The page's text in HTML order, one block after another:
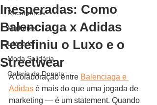
Recomenda
Mulheres
Lifestyle
Moda Solidária
Galeria da Donata
Inesperadas: Como
Balenciaga x Adidas
Redefiniu o Luxo e o
Streetwear
A colaboração entre Balenciaga e
Adidas é mais do que uma jogada de
marketing — é um statement. Quando